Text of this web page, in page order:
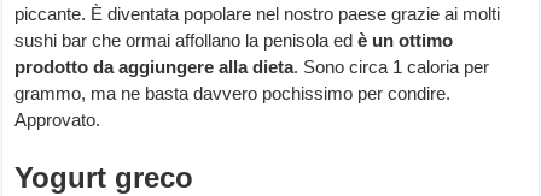
piccante. È diventata popolare nel nostro paese grazie ai molti
sushi bar che ormai affollano la penisola edè un ottimo
prodotto da aggiungere alla dieta. Sono circa 1 caloria per
grammo, ma ne basta davvero pochissimo per condire.
Approvato.
Yogurt greco